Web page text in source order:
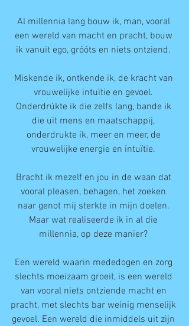
Al millennia lang bouw ik, man, vooral
een wereld van macht en pracht, bouw
ik vanuit ego, gróóts en niets ontziend.
Miskende ik, ontkende ik, de kracht van
vrouwelijke intuïtie en gevoel.
Onderdrúkte ik die zelfs lang, bande ik
die uit mens en maatschappij,
onderdrukte ik, meer en meer, de
vrouwelijke energie en intuïtie.
Bracht ik mezelf en jou in de waan dat
vooral pleasen, behagen, het zoeken
naar genot mij sterkte in mijn doelen.
Maar wat realiseerde ik in al die
millennia, op deze manier?
Een wereld waarin mededogen en zorg
slechts moeizaam groeit, is een wereld
van vooral niets ontziende macht en
pracht, met slechts bar weinig menselijk
gevoel. Een wereld die inmiddels uit zijn